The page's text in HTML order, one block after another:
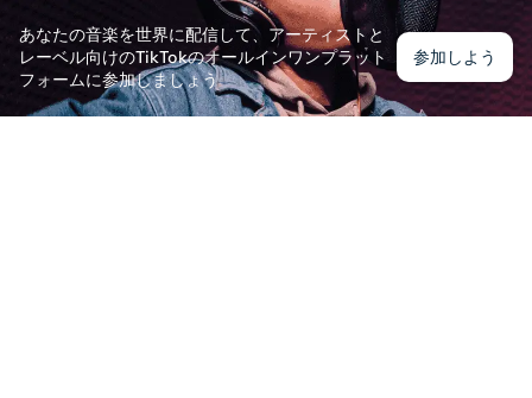
アルバカーキとデンバーで最高のライブミュージ
James Anderson · 投稿 2025年1月8日
アルバカーキとデンバーの活気あるライブミュ
あなたの音楽を世界に配信して、アーティストと
レーベル向けのTikTokのオールインワンプラット
フォームに参加しましょう
参加しよう